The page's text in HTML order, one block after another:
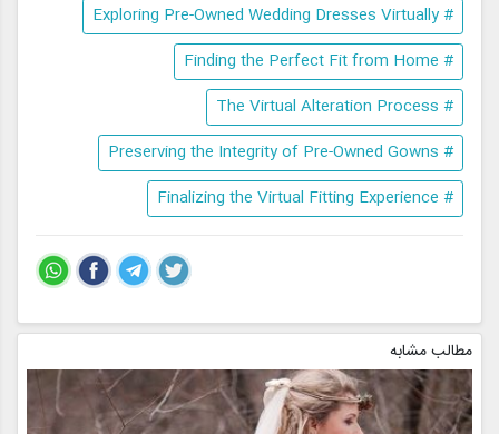
# Exploring Pre-Owned Wedding Dresses Virtually
# Finding the Perfect Fit from Home
# The Virtual Alteration Process
# Preserving the Integrity of Pre-Owned Gowns
# Finalizing the Virtual Fitting Experience
مطالب مشابه